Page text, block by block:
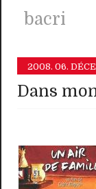
bacri
2008. 06.
Dans